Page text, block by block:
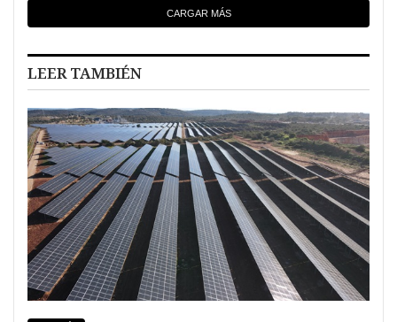
CARGAR MÁS
LEER TAMBIÉN